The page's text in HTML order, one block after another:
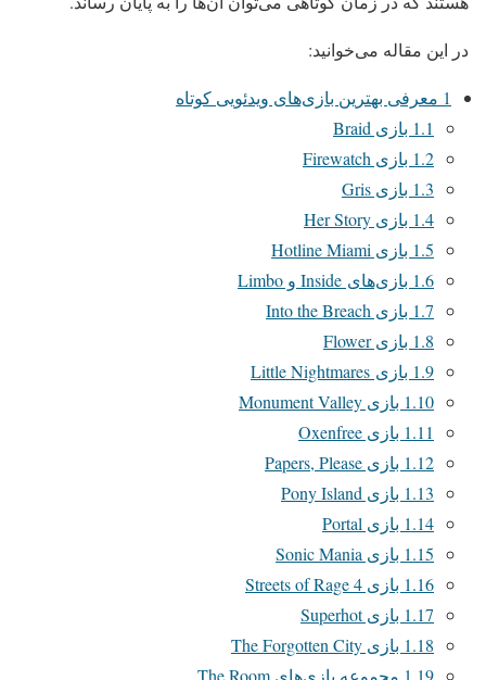
در این مقاله می‌خوانید:
1 معرفی بهترین بازی‌های ویدئویی کوتاه
1.1 بازی Braid
1.2 بازی Firewatch
1.3 بازی Gris
1.4 بازی Her Story
1.5 بازی Hotline Miami
1.6 بازی‌های Inside و Limbo
1.7 بازی Into the Breach
1.8 بازی Flower
1.9 بازی Little Nightmares
1.10 بازی Monument Valley
1.11 بازی Oxenfree
1.12 بازی Papers, Please
1.13 بازی Pony Island
1.14 بازی Portal
1.15 بازی Sonic Mania
1.16 بازی Streets of Rage 4
1.17 بازی Superhot
1.18 بازی The Forgotten City
1.19 مجموعه بازی‌های The Room